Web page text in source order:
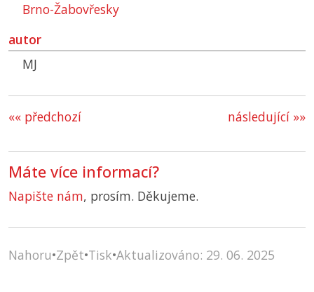
Brno-Žabovřesky
autor
MJ
«« předchozí následující »»
Máte více informací?
Napište nám, prosím. Děkujeme.
Nahoru•Zpět•Tisk•Aktualizováno: 29. 06. 2025